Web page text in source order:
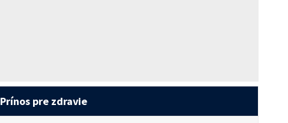
Prínos pre zdravie